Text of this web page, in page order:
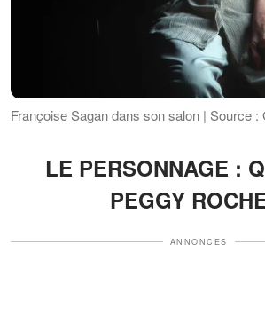
Françoise Sagan dans son salon | Source :
LE PERSONNAGE :
PEGGY
ANNONCES